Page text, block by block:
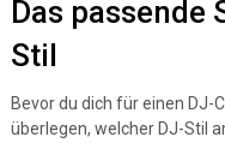
Das passende
Stil
Bevor du dich für einen DJ-
überlegen, welcher DJ-Stil